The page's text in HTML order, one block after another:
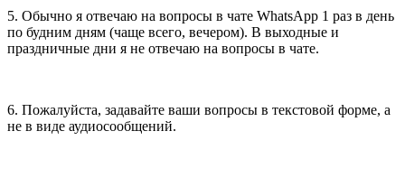
5. Обычно я отвечаю на вопросы в чате WhatsApp 1 раз в день
по будним дням (чаще всего, вечером). В выходные и
праздничные дни я не отвечаю на вопросы в чате.
6. Пожалуйста, задавайте ваши вопросы в текстовой форме, а
не в виде аудиосообщений.